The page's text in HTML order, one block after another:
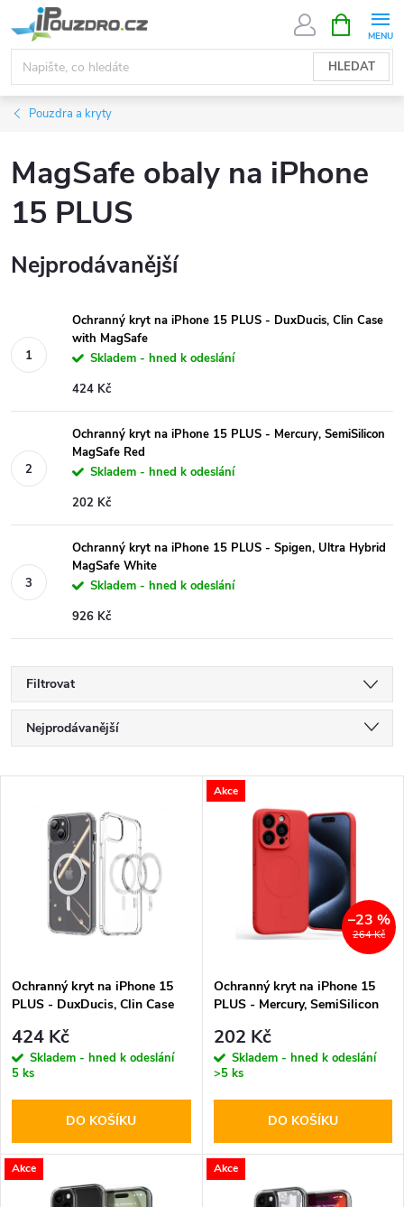
na
obsah
HLEDAT
NÁKUPNÍ
KOŠÍK
Pouzdra a kryty
MagSafe obaly na iPhone
15 PLUS
Nejprodávanější
Ochranný kryt na iPhone 15 PLUS - DuxDucis, Clin Case
with MagSafe
Skladem - hned k odeslání
424 Kč
Ochranný kryt na iPhone 15 PLUS - Mercury, SemiSilicon
MagSafe Red
Skladem - hned k odeslání
202 Kč
Ochranný kryt na iPhone 15 PLUS - Spigen, Ultra Hybrid
MagSafe White
Skladem - hned k odeslání
926 Kč
Filtrovat
Ř
a
p
r
o
d
u
Nejprodávanější
Abecedně
s
p
r
o
d
Ochranný kryt na iPhone 15
PLUS - DuxDucis, Clin Case
424 Kč
Skladem - hned k odeslání
5 ks
DO KOŠÍKU
Akce
264 Kč
–23 %
Ochranný kryt na iPhone 15
PLUS - Mercury, SemiSilicon
202 Kč
Skladem - hned k odeslání
>5 ks
DO KOŠÍKU
Akce Akce